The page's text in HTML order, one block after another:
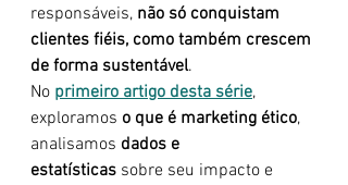
responsáveis, não só conquistam
clientes fiéis, como também crescem
de forma sustentável.
No primeiro artigo desta série,
exploramos o que é marketing ético,
analisamos dados e
estatísticas sobre seu impacto e